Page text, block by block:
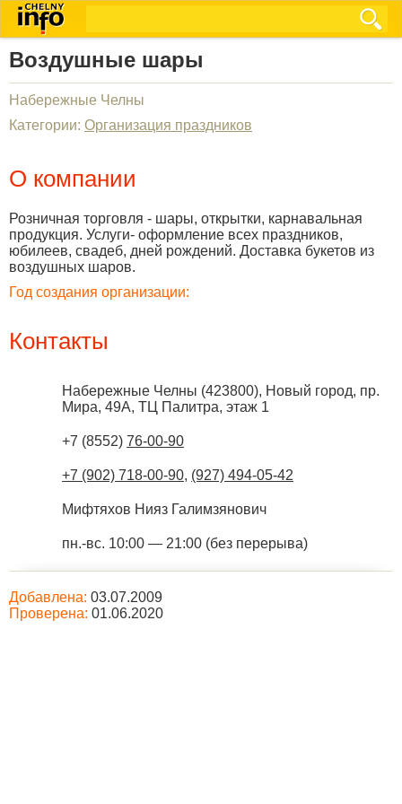
Воздушные шары
Набережные Челны
Категории: Организация праздников
О компании
Розничная торговля - шары, открытки, карнавальная
продукция. Услуги- оформление всех праздников,
юбилеев, свадеб, дней рождений. Доставка букетов из
воздушных шаров.
Год создания организации:
Контакты
Набережные Челны (423800), Новый город, пр.
Мира, 49А, ТЦ Палитра, этаж 1
+7 (8552) 76-00-90
+7 (902) 718-00-90, (927) 494-05-42
Мифтяхов Нияз Галимзянович
пн.-вс. 10:00 — 21:00 (без перерыва)
Добавлена: 03.07.2009
Проверена: 01.06.2020